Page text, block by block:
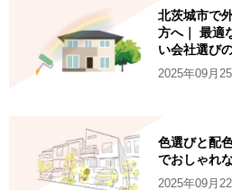
北茨城市で
方へ｜ 最適
い会社選び
2025年09月
色選びと配
でおしゃれ
2025年09月